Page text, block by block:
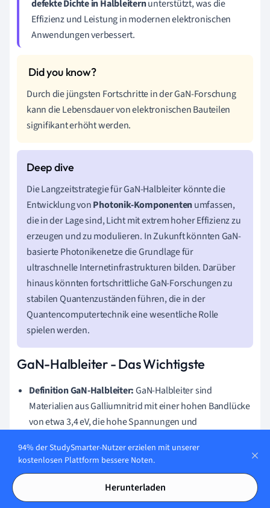
defekte Dichte in Halbleiternunterstützt, was die
Effizienz und Leistung in modernen elektronischen
Anwendungen verbessert.
Durch die jüngsten Fortschritte in der GaN-Forschung
kann die Lebensdauer von elektronischen Bauteilen
signifikant erhöht werden.
Die Langzeitstrategie für GaN-Halbleiter könnte die
Entwicklung vonPhotonik-Komponentenumfassen,
die in der Lage sind, Licht mit extrem hoher Effizienz zu
erzeugen und zu modulieren. In Zukunft könnten GaN-
basierte Photonikenetze die Grundlage für
ultraschnelle Internetinfrastrukturen bilden. Darüber
hinaus könnten fortschrittliche GaN-Forschungen zu
stabilen Quantenzuständen führen, die in der
Quantencomputertechnik eine wesentliche Rolle
spielen werden.
GaN-Halbleiter - Das Wichtigste
Definition GaN-Halbleiter:GaN-Halbleiter sind
Materialien aus Galliumnitrid mit einer hohen Bandlücke
von etwa 3,4 eV, die hohe Spannungen und
Technische Details:GaN-Halbleiter zeichnen sich durch
hohe Wärmeleitfähigkeit und starke elektrische
Feldstärken aus, was sie ideal für Hochleistungs- und
94% der StudySmarter-Nutzer erzielen mit unserer
kostenlosen Plattform bessere Noten.
Herunterladen